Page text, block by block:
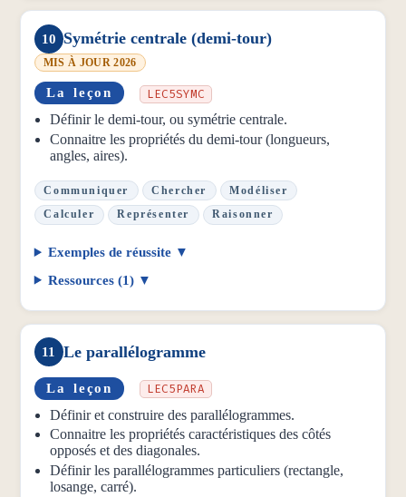
10 Symétrie centrale (demi-tour)
MIS À JOUR 2026
La leçon LEC5SYMC
Définir le demi-tour, ou symétrie centrale.
Connaitre les propriétés du demi-tour (longueurs,
angles, aires).
Communiquer Chercher
Modéliser
Calculer
Représenter Raisonner
Exemples de réussite
Ressources (1)
11 Le parallélogramme
La leçon LEC5PARA
Définir et construire des parallélogrammes.
Connaitre les propriétés caractéristiques des côtés
opposés et des diagonales.
Définir les parallélogrammes particuliers (rectangle,
losange, carré).